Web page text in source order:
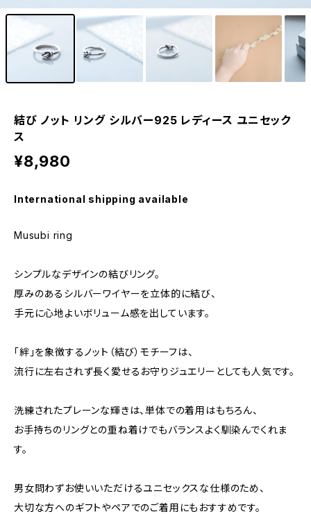
結び ノット リング シルバー925 レディース ユニセック
ス
¥8,980
International shipping available
Musubi ring
シンプルなデザインの結びリング。
厚みのあるシルバーワイヤーを立体的に結び、
手元に心地よいボリューム感を出しています。
「絆」を象徴するノット（結び）モチーフは、
流行に左右されず長く愛せるお守りジュエリーとしても人気です。
洗練されたプレーンな輝きは、単体での着用はもちろん、
お手持ちのリングとの重ね着けでもバランスよく馴染んでくれま
す。
男女問わずお使いいただけるユニセックスな仕様のため、
大切な方へのギフトやペアでのご着用にもおすすめです。